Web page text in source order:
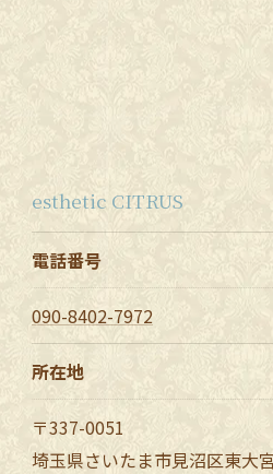
esthetic CITRUS
電話番号
090-8402-7972
所在地
〒337-0051
埼玉県さいたま市見沼区東大